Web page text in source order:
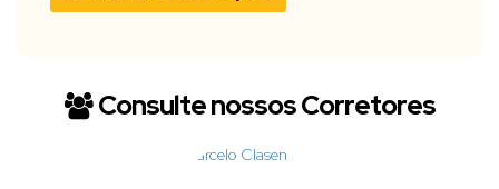
Consulte nossos Corretores